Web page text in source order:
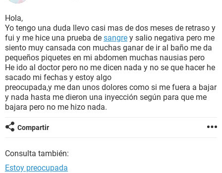
BIENESTAR
SEXUALIDAD
GLOSARIO
Hola,
Yo tengo una duda llevo casi mas de dos meses de retraso y
fui y me hice una prueba de sangre y salio negativa pero me
siento muy cansada con muchas ganar de ir al baño me da
pequeños piquetes en mi abdomen muchas nausias pero
He ido al doctor pero no me dicen nada y no se que hacer he
sacado mi fechas y estoy algo
preocupada,y me dan unos dolores como si me fuera a bajar
y nada hasta me dieron una inyección según para que me
bajara pero no me hizo nada.
Compartir
Consulta también:
Estoy preocupada